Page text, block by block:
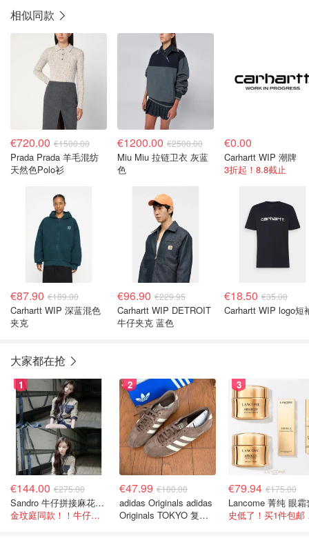
相似同款
€720.00 €1500.00
Prada Prada 羊毛混纺
天然色Polo衫
€1200.00 €2500.00
Miu Miu 拉链卫衣 灰蓝
色
€0.00
Carhartt WIP 潮牌
3折起！8.8截止
€87.90 €189.00
Carhartt WIP 深蓝混色
夹克
€96.90 €229.95
Carhartt WIP DETROIT
牛仔夹克 蓝色
€18.50 €35.00
Carhartt WIP logo短
大家都在抢
1
€144.00 €275.00
Sandro 牛仔拼接麻花针织夹克
金玟庭同款！！牛仔拼接超有层次感
2
€47.99 €100.00
adidas Originals adidas
Originals TOKYO 复古
3
€79.94 €175.00
Lancome 菁纯 眼霜
史